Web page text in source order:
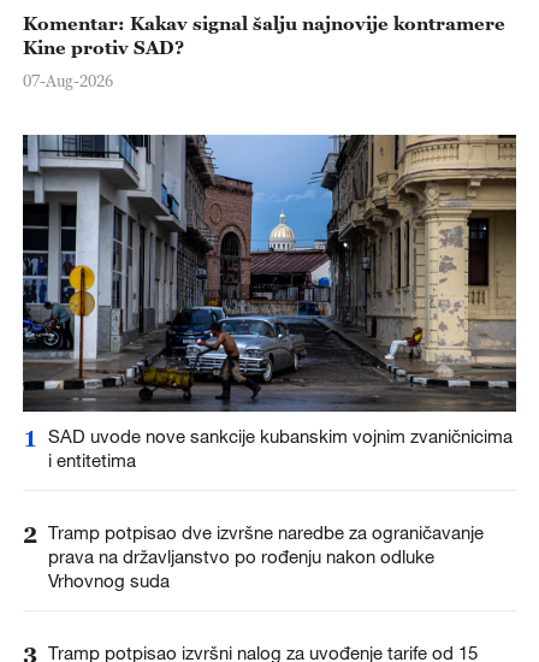
Komentar: Kakav signal šalju najnovije kontramere
Kine protiv SAD?
07-Aug-2026
1
SAD uvode nove sankcije kubanskim vojnim zvaničnicima
i entitetima
2 Tramp potpisao dve izvršne naredbe za ograničavanje
prava na državljanstvo po rođenju nakon odluke
Vrhovnog suda
3 Tramp potpisao izvršni nalog za uvođenje tarife od 15